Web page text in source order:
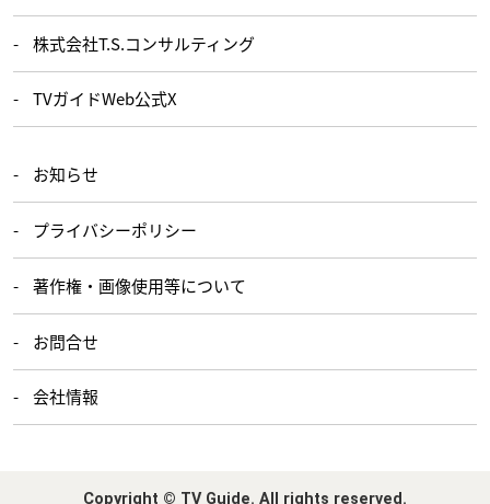
株式会社T.S.コンサルティング
TVガイドWeb公式X
お知らせ
プライバシーポリシー
著作権・画像使用等について
お問合せ
会社情報
Copyright © TV Guide. All rights reserved.